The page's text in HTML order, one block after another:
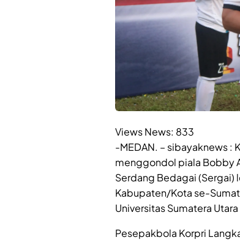
Views News: 833
-MEDAN. – sibayaknews :
menggondol piala Bobby
Serdang Bedagai (Sergai)
Kabupaten/Kota se-
Universitas Sumatera
Pesepakbola Korpri